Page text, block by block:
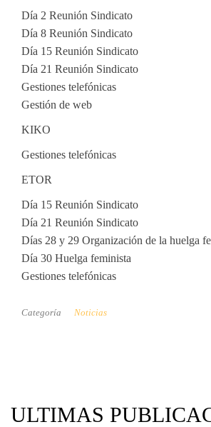
Día 2 Reunión Sindicato
Día 8 Reunión Sindicato
Día 15 Reunión Sindicato
Día 21 Reunión Sindicato
Gestiones telefónicas
Gestión de web
KIKO
Gestiones telefónicas
ETOR
Día 15 Reunión Sindicato
Día 21 Reunión Sindicato
Días 28 y 29 Organización de la huelga
Día 30 Huelga feminista
Gestiones telefónicas
Categoría Noticias
ULTIMAS